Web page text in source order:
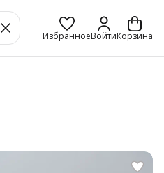
ИзбранноеВойтиКорзина